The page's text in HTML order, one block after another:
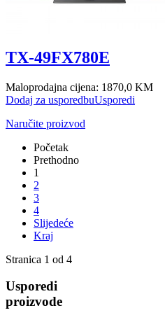
TX-49FX780E
Maloprodajna cijena: 1870,0 KM
Dodaj za usporedbuUsporedi
Naručite proizvod
Početak
Prethodno
1
2
3
4
Slijedeće
Kraj
Stranica 1 od 4
Usporedi
proizvode